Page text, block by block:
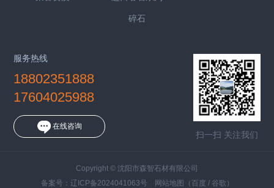
碎石
扫一扫 关注我们
服务热线
18802351888
17604025988
在线咨询
Copyright © 沈阳市森智石材有限公司
备案号： 辽ICP备2024041063号 网站地图 （百度 / 谷歌 ）